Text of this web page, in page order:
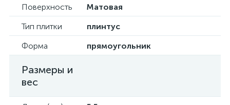
Поверхность
Матовая
Тип плитки
плинтус
Форма
прямоугольник
Размеры и
вес